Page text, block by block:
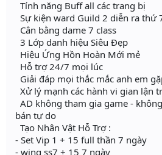
Tính năng Buff all các trang bị
Sự kiện ward Guild 2 diễn ra thứ
Cân bằng dame 7 class
3 Lớp danh hiệu Siêu Đẹp
Hiệu Ứng Hồn Hoàn Mới mẻ
Hỗ trợ 24/7 mọi lúc
Giải đáp mọi thắc mắc anh em
Xử lý mạnh các hành vi gian lận
AD không tham gia game -
bán tự do
Tạo Nhân Vật Hỗ Trợ :
- Set Vip 1 + 15 full thần 7 ngày
- wing ss7 + 15 7 ngày